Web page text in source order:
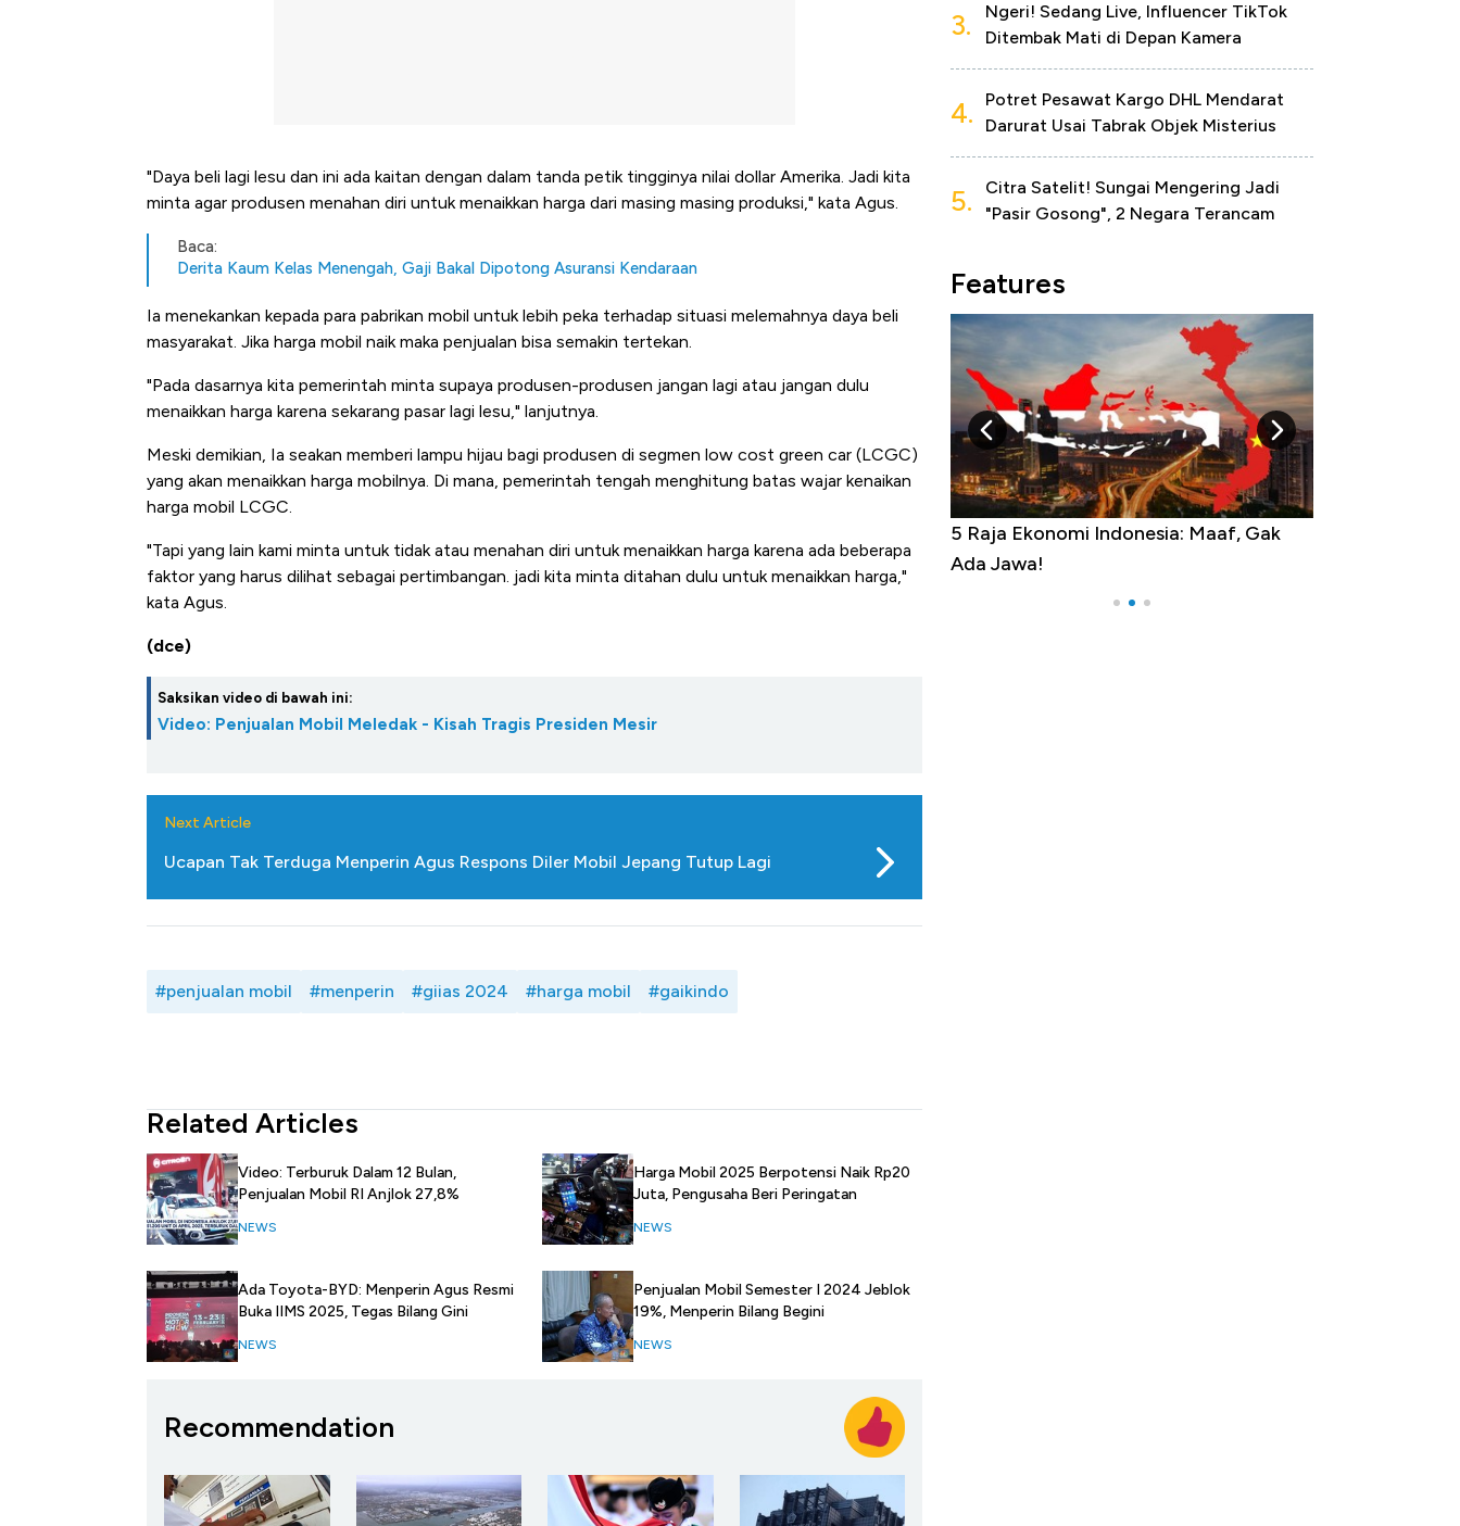
"Daya beli lagi lesu dan ini ada kaitan dengan dalam tanda petik tingginya nilai dollar Amerika. Jadi kita
minta agar produsen menahan diri untuk menaikkan harga dari masing masing produksi," kata Agus.
Baca:
Derita Kaum Kelas Menengah, Gaji Bakal Dipotong Asuransi Kendaraan
Ia menekankan kepada para pabrikan mobil untuk lebih peka terhadap situasi melemahnya daya beli
masyarakat. Jika harga mobil naik maka penjualan bisa semakin tertekan.
"Pada dasarnya kita pemerintah minta supaya produsen-produsen jangan lagi atau jangan dulu
menaikkan harga karena sekarang pasar lagi lesu," lanjutnya.
Meski demikian, Ia seakan memberi lampu hijau bagi produsen di segmen low cost green car (LCGC)
yang akan menaikkan harga mobilnya. Di mana, pemerintah tengah menghitung batas wajar kenaikan
harga mobil LCGC.
"Tapi yang lain kami minta untuk tidak atau menahan diri untuk menaikkan harga karena ada beberapa
faktor yang harus dilihat sebagai pertimbangan. jadi kita minta ditahan dulu untuk menaikkan harga,"
kata Agus.
(dce)
Saksikan video di bawah ini:
Video: Penjualan Mobil Meledak - Kisah Tragis Presiden Mesir
Next Article
Ucapan Tak Terduga Menperin Agus Respons Diler Mobil Jepang Tutup Lagi
#penjualan mobil #menperin #giias 2024 #harga mobil #gaikindo
Related Articles
Video: Terburuk Dalam 12 Bulan,
Penjualan Mobil RI Anjlok 27,8%
NEWS
Ada Toyota-BYD: Menperin Agus Resmi
Buka IIMS 2025, Tegas Bilang Gini
NEWS
Harga Mobil 2025 Berpotensi Naik Rp20
Juta, Pengusaha Beri Peringatan
NEWS
Penjualan Mobil Semester I 2024 Jeblok
19%, Menperin Bilang Begini
NEWS
Recommendation
3.
Ngeri! Sedang Live, Influencer TikTok
Ditembak Mati di Depan Kamera
4.
Potret Pesawat Kargo DHL Mendarat
Darurat Usai Tabrak Objek Misterius
5.
Citra Satelit! Sungai Mengering Jadi
"Pasir Gosong", 2 Negara Terancam
Features
Alas Kaki Tumbuh Double Digit
5 Raja Ekonomi Indonesia: Maaf, Gak
Ada Jawa!